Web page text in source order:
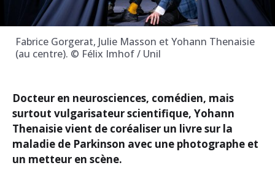
Fabrice Gorgerat, Julie Masson et Yohann Thenaisie
(au centre). © Félix Imhof / Unil
Docteur en neurosciences, comédien, mais
surtout vulgarisateur scientifique, Yohann
Thenaisie vient de coréaliser un livre sur la
maladie de Parkinson avec une photographe et
un metteur en scène.